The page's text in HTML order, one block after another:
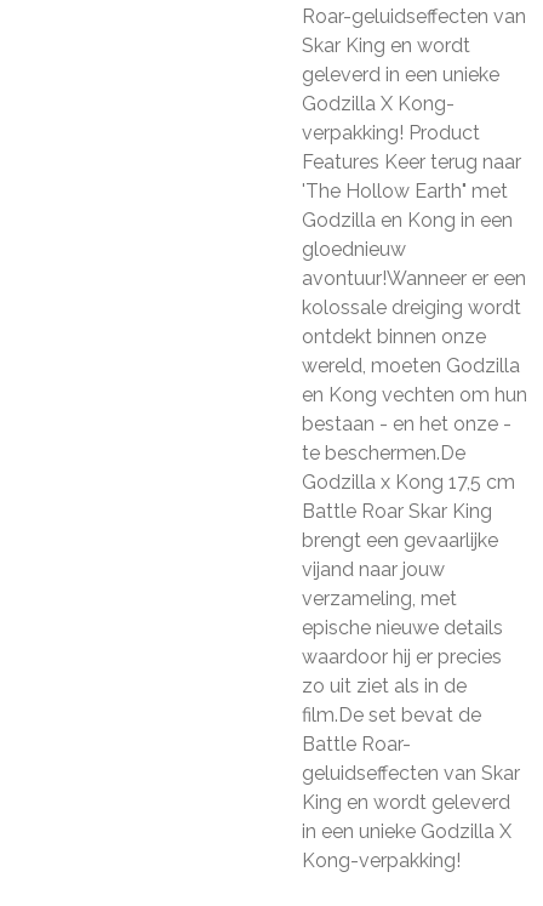
Roar-geluidseffecten van
Skar King en wordt
geleverd in een unieke
Godzilla X Kong-
verpakking! Product
Features Keer terug naar
'The Hollow Earth" met
Godzilla en Kong in een
gloednieuw
avontuur!Wanneer er een
kolossale dreiging wordt
ontdekt binnen onze
wereld, moeten Godzilla
en Kong vechten om hun
bestaan - en het onze -
te beschermen.De
Godzilla x Kong 17,5 cm
Battle Roar Skar King
brengt een gevaarlijke
vijand naar jouw
verzameling, met
epische nieuwe details
waardoor hij er precies
zo uit ziet als in de
film.De set bevat de
Battle Roar-
geluidseffecten van Skar
King en wordt geleverd
in een unieke Godzilla X
Kong-verpakking!